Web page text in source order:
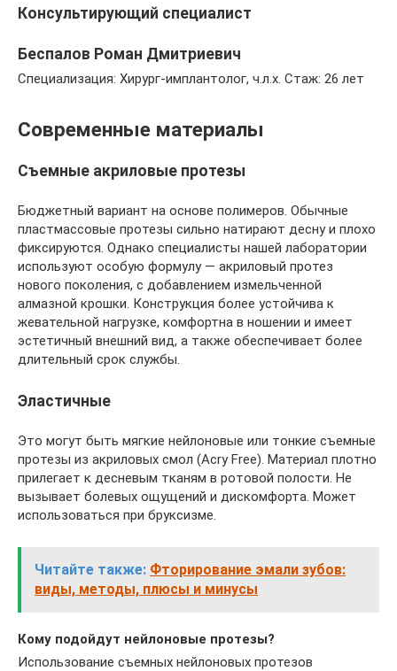
Консультирующий специалист
Беспалов Роман Дмитриевич
Специализация: Хирург-имплантолог, ч.л.х. Стаж: 26 лет
Современные материалы
Съемные акриловые протезы
Бюджетный вариант на основе полимеров. Обычные
пластмассовые протезы сильно натирают десну и плохо
фиксируются. Однако специалисты нашей лаборатории
используют особую формулу — акриловый протез
нового поколения, с добавлением измельченной
алмазной крошки. Конструкция более устойчива к
жевательной нагрузке, комфортна в ношении и имеет
эстетичный внешний вид, а также обеспечивает более
длительный срок службы.
Эластичные
Это могут быть мягкие нейлоновые или тонкие съемные
протезы из акриловых смол (Acry Free). Материал плотно
прилегает к десневым тканям в ротовой полости. Не
вызывает болевых ощущений и дискомфорта. Может
использоваться при бруксизме.
Читайте также: Фторирование эмали зубов:
виды, методы, плюсы и минусы
Кому подойдут нейлоновые протезы?
Использование съемных нейлоновых протезов